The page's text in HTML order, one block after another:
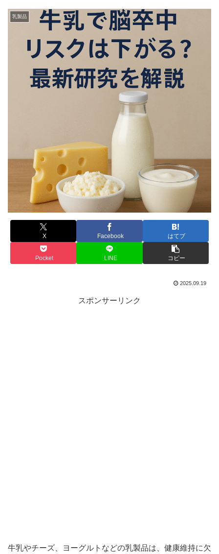
乳製品
X Facebook はてブ
Pocket LINE コピー
2025.09.19
スポンサーリンク
牛乳やチーズ、ヨーグルトなどの乳製品は、健康維持に欠